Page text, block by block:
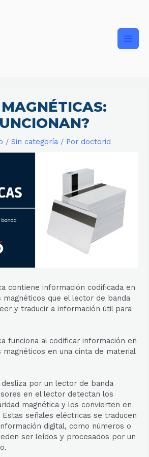
/Sin categoría / Por doctorid
contiene información codificada en
que el lector de banda
y traducir a información útil para
funciona al codificar información en
en una cinta de material
desliza por un lector de banda
en el lector detectan los
magnética y los convierten en
señales eléctricas se traducen
digital, como números o
ser leídos y procesados por un